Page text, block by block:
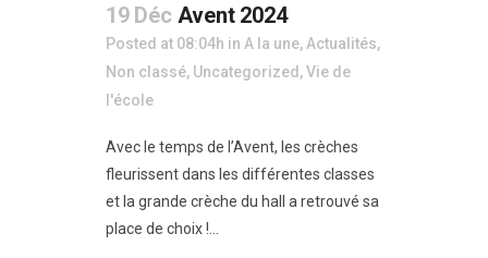
19 Déc Avent 2024
Posted at 08:04h in A la une, Actualités,
Non classé, Uncategorized ,Vie de
l'école
Avec le temps de l’Avent, les crèches
fleurissent dans les différentes classes
et la grande crèche du hall a retrouvé sa
place de choix !...